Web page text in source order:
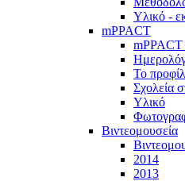
Υλικό -
mPPACT
mPPACT
Το
Σχολεία
Υλικό
Βιντεομουσεία
2014
2013